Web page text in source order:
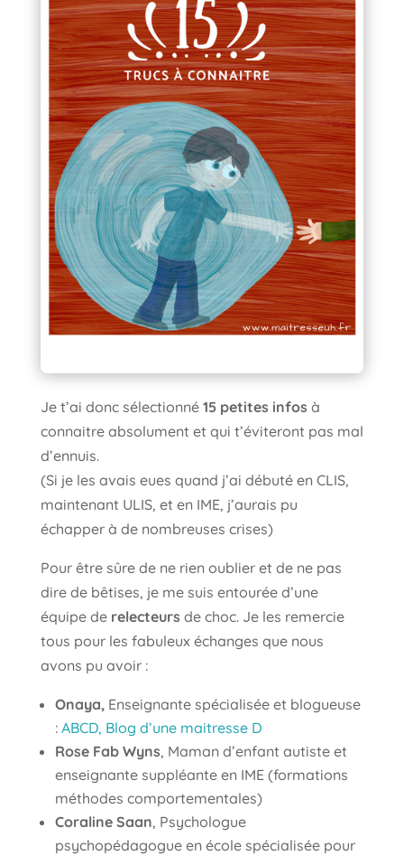
Je t’ai donc sélectionné 15 petites infos à
connaitre absolument et qui t’éviteront pas mal
d’ennuis.
(Si je les avais eues quand j’ai débuté en CLIS,
maintenant ULIS, et en IME, j’aurais pu
échapper à de nombreuses crises)
Pour être sûre de ne rien oublier et de ne pas
dire de bêtises, je me suis entourée d’une
équipe de relecteurs de choc. Je les remercie
tous pour les fabuleux échanges que nous
avons pu avoir :
Onaya, Enseignante spécialisée et blogueuse
: ABCD, Blog d’une maitresse D
Rose Fab Wyns, Maman d’enfant autiste et
enseignante suppléante en IME (formations
méthodes comportementales)
Coraline Saan, Psychologue
psychopédagogue en école spécialisée pour